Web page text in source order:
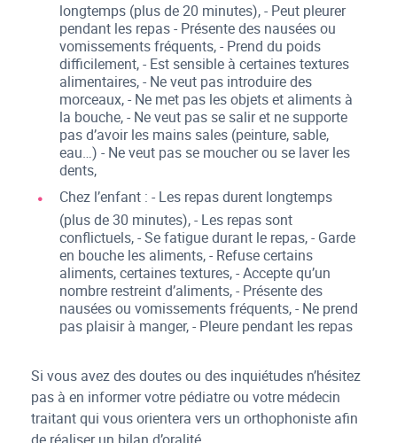
longtemps (plus de 20 minutes), - Peut pleurer
pendant les repas - Présente des nausées ou
vomissements fréquents, - Prend du poids
difficilement, - Est sensible à certaines textures
alimentaires, - Ne veut pas introduire des
morceaux, - Ne met pas les objets et aliments à
la bouche, - Ne veut pas se salir et ne supporte
pas d’avoir les mains sales (peinture, sable,
eau…) - Ne veut pas se moucher ou se laver les
dents,
Chez l’enfant : - Les repas durent longtemps
(plus de 30 minutes), - Les repas sont
conflictuels, - Se fatigue durant le repas, - Garde
en bouche les aliments, - Refuse certains
aliments, certaines textures, - Accepte qu’un
nombre restreint d’aliments, - Présente des
nausées ou vomissements fréquents, - Ne prend
pas plaisir à manger, - Pleure pendant les repas
Si vous avez des doutes ou des inquiétudes n’hésitez
pas à en informer votre pédiatre ou votre médecin
traitant qui vous orientera vers un orthophoniste afin